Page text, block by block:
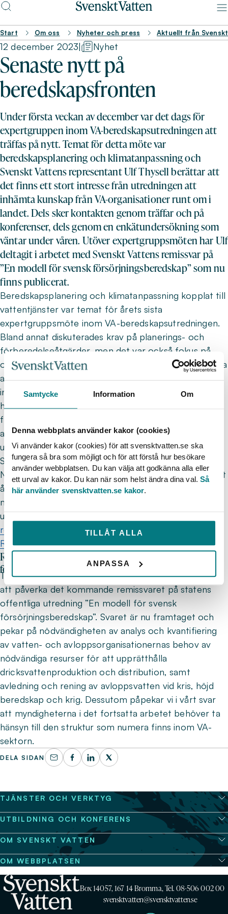
Samtycke Information Om
Denna webbplats använder kakor (cookies)
Vi använder kakor (cookies) för att svensktvatten.se ska
fungera så bra som möjligt och för att förstå hur besökare
använder webbplatsen. Du kan välja att godkänna alla eller
ett urval av kakor. Du kan när som helst ändra dina val.Så
här använder svensktvatten.se kakor.
TILLÅT ALLA
ANPASSA
Start Om oss Nyheter och press Aktuellt från
12 december 2023| Nyhet
Senaste nytt på
beredskapsfronten
Under första veckan av december var det dags för
expertgruppen inom VA-beredskapsutredningen att
träffas på nytt. Temat för detta möte var
beredskapsplanering och klimatanpassning och
Svenskt Vattens representant Ulf Thysell berättar att
det finns ett stort intresse från utredningen att
inhämta kunskap från VA-organisationer runt om i
landet. Dels sker kontakten genom träffar och på
konferenser, dels genom en enkätundersökning som
väntar under våren. Utöver expertgruppsmöten har Ulf
deltagit i arbetet med Svenskt Vattens remissvar på
”En modell för svensk försörjningsberedskap” som nu
finns publicerat.
Beredskapsplanering och klimatanpassning kopplat till
vattentjänster var temat för årets sista
expertgruppsmöte inom VA-beredskapsutredningen.
Bland annat diskuterades krav på planerings- och
förberedelseåtgärder, men det var också fokus på
organisering av va-verksamheterna inkluderat förmåga
att leverera vattentjänster. Utredningens kansli har
initierat samtal med flera kommuner och VA-
huvudmän, något de planerar att fortsätta med
framöver. För att samla in ytterligare data som ska
användas som underlag i utredningen kommer det
under våren att skickas ut en enkätundersökning till
Sveriges VA-organisationer via oss på Svenskt Vatten.
När detta sker är inte fastställt än, men vi kommer att
återkomma med ytterligare information i samband
med att det blir dags för utskick. Läs mer om
utredningen påÖkad beredskap för att säkerställa en
robust och kontinuerlig leverans av vattentjänster -
Regeringen.se.
Remissvar på ”En modell för svensk
försörjningsberedskap”
Tidigare under hösten informerade vi om möjligheten
att påverka det kommande remissvaret på statens
offentliga utredning ”En modell för svensk
försörjningsberedskap”. Svaret är nu framtaget och
pekar på nödvändigheten av analys och kvantifiering
av vatten- och avloppsorganisationernas behov av
nödvändiga resurser för att upprätthålla
dricksvattenproduktion och distribution, samt
avledning och rening av avloppsvatten vid kris, höjd
beredskap och krig. Dessutom påpekar vi i vårt svar
att myndigheterna i det fortsatta arbetet behöver ta
hänsyn till den struktur som numera finns inom VA-
sektorn.
DELA SIDAN
TJÄNSTER OCH VERKTYG
UTBILDNING OCH KONFERENS
OM SVENSKT VATTEN
OM WEBBPLATSEN
Box 14057, 167 14 Bromma, Tel. 08-506 002 00
svensktvatten@svensktvatten.se